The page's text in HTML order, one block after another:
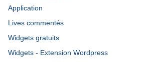
Application
Lives commentés
Widgets gratuits
Widgets - Extension Wordpress